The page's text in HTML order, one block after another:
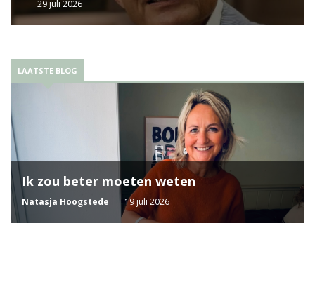
29 juli 2026
LAATSTE BLOG
Ik zou beter moeten weten
Natasja Hoogstede 19 juli 2026